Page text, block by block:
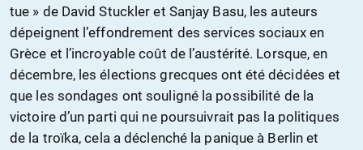
tue » de David Stuckler et Sanjay Basu, les auteurs
dépeignent l’effondrement des services sociaux en
Grèce et l’incroyable coût de l’austérité. Lorsque, en
décembre, les élections grecques ont été décidées et
que les sondages ont souligné la possibilité de la
victoire d’un parti qui ne poursuivrait pas la politiques
de la troïka, cela a déclenché la panique à Berlin et